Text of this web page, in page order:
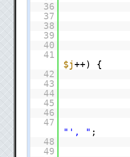
36
37
38
39
40
41
$j ++) {
42
43
44
45
46
47
"', " ;
48
49